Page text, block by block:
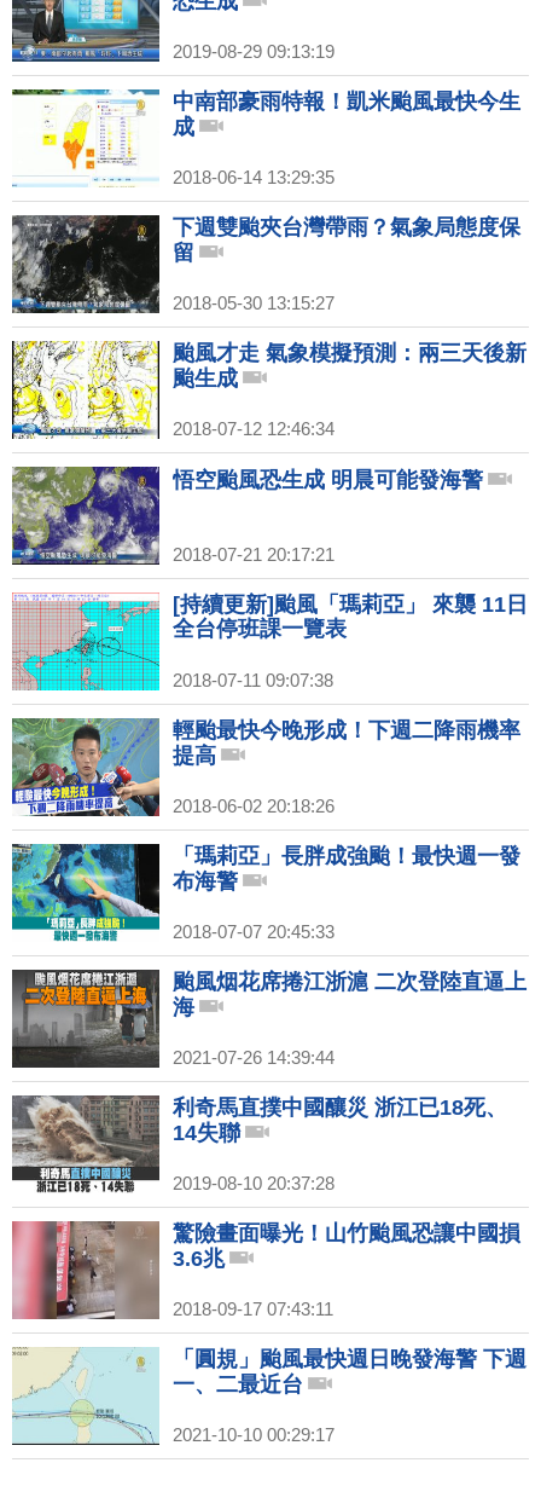
2019-08-29 09:13:19
中南部豪雨特報！凱米颱風最快今生
成
2018-06-14 13:29:35
下週雙颱夾台灣帶雨？氣象局態度保
留
2018-05-30 13:15:27
颱風才走 氣象模擬預測：兩三天後新
颱生成
2018-07-12 12:46:34
悟空颱風恐生成 明晨可能發海警
2018-07-21 20:17:21
[持續更新]颱風「瑪莉亞」 來襲 11日
全台停班課一覽表
2018-07-11 09:07:38
輕颱最快今晚形成！下週二降雨機率
提高
2018-06-02 20:18:26
「瑪莉亞」長胖成強颱！最快週一發
布海警
2018-07-07 20:45:33
颱風烟花席捲江浙滬 二次登陸直逼上
海
2021-07-26 14:39:44
利奇馬直撲中國釀災 浙江已18死、
14失聯
2019-08-10 20:37:28
驚險畫面曝光！山竹颱風恐讓中國損
3.6兆
2018-09-17 07:43:11
「圓規」颱風最快週日晚發海警 下週
一、二最近台
2021-10-10 00:29:17